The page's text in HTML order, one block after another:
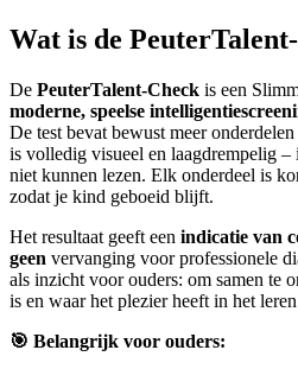
Wat is de
De PeuterTalent-Check is een
moderne, speelse
De test bevat bewust meer
is volledig visueel en laagdrempelig –
niet kunnen lezen. Elk onderdeel is
zodat je kind geboeid blijft.
Het resultaat geeft een indicatie van
geen vervanging voor professionele
als inzicht voor ouders: om samen te
is en waar het plezier heeft in het
🎯 Belangrijk voor ouders: